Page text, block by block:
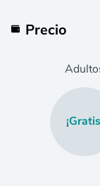
Precio